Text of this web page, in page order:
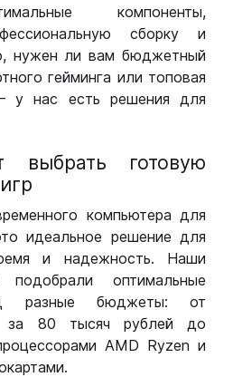
компоненты,
сборку и
нужен ли вам бюджетный
гейминга или топовая
у нас есть решения для
выбрать готовую
компьютера для
идеальное решение для
и надежность. Наши
оптимальные
разные бюджеты: от
за 80 тысяч рублей до
AMD Ryzen и